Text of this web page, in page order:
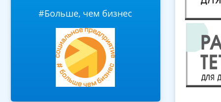
#Больше, чем бизнес